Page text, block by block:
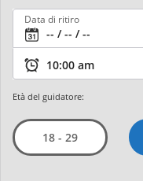
Data di ritiro
Età del guidatore:
18 - 29